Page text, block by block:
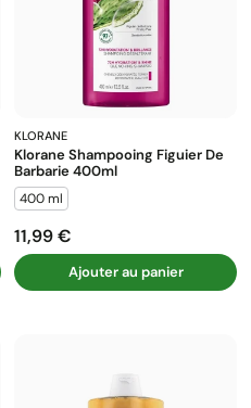
KLORANE
Klorane Shampooing Figuier De
Barbarie 400ml
400 ml
Prix
11,99 €
Ajouter au panier